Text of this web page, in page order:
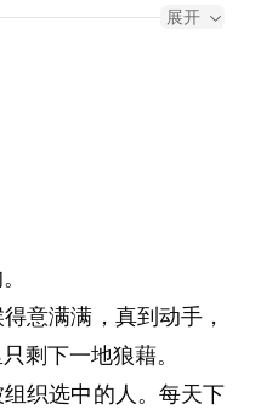
对他们的现状了解的
们或许才刚有这个孩
现自己什么也帮不了
展开
意满满，真到动手，
剩下一地狼藉。
织选中的人。每天下